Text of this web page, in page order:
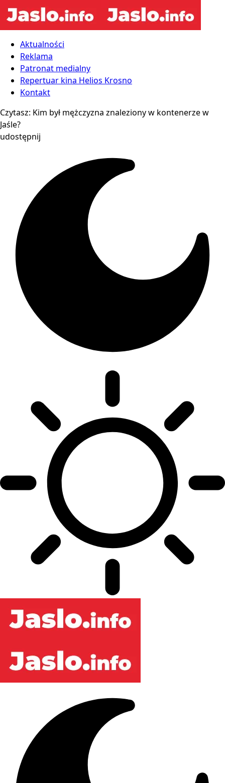
Aktualności
Reklama
Patronat medialny
Repertuar kina Helios Krosno
Kontakt
Czytasz: Kim był mężczyzna znaleziony w kontenerze w
Jaśle?
udostępnij